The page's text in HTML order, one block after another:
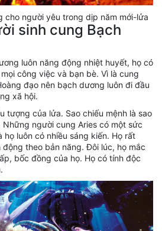
cho người yêu trong dịp năm mới-lửa
sinh cung Bạch
luôn năng động nhiệt huyết, họ có
công việc và bạn bè. Vì là cung
đạo nên bạch dương luôn đi đầu
xã hội.
tượng của lửa. Sao chiếu mệnh là sao
Những người cung Aries có một sức
luôn có nhiều sáng kiến. Họ rất
theo bản năng. Đôi lúc, họ mắc
bốc đồng của họ. Họ có tính độc